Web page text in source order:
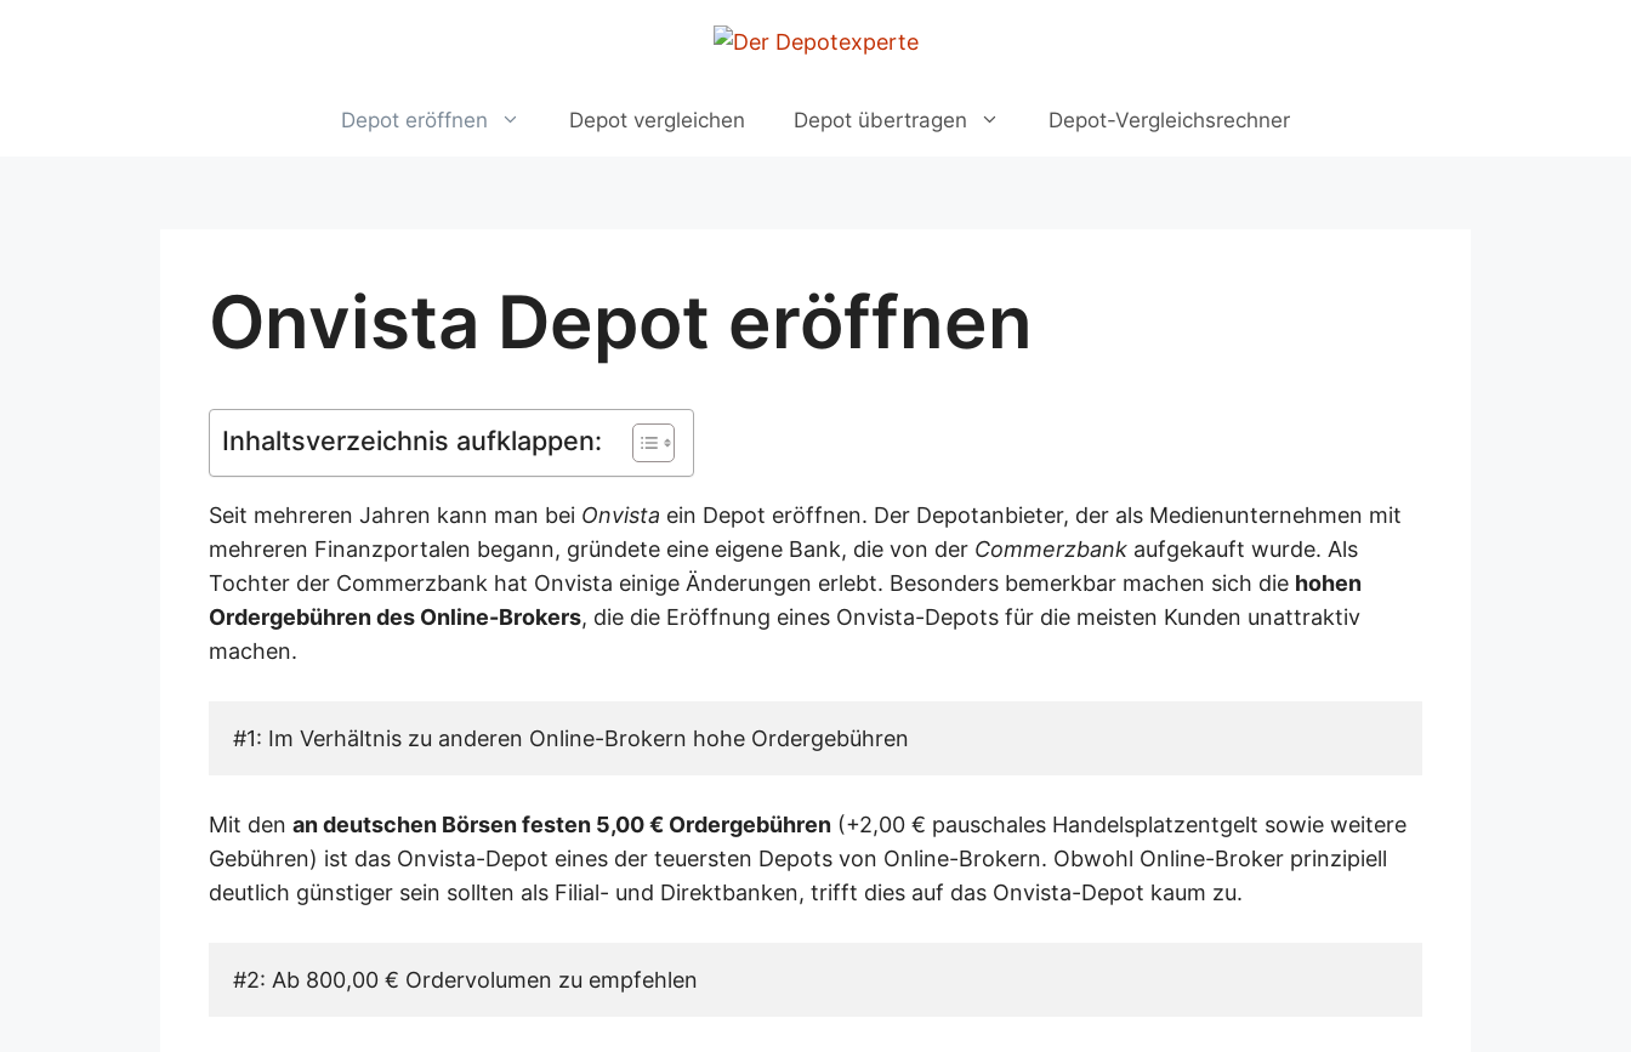
Depot eröffnen Depot vergleichen Depot übertragen Depot-Vergleichsrechner
Onvista Depot eröffnen
Inhaltsverzeichnis aufklappen:
Seit mehreren Jahren kann man bei Onvista ein Depot eröffnen. Der Depotanbieter, der als Medienunternehmen mit
mehreren Finanzportalen begann, gründete eine eigene Bank, die von der Commerzbank aufgekauft wurde. Als
Tochter der Commerzbank hat Onvista einige Änderungen erlebt. Besonders bemerkbar machen sich die hohen
Ordergebühren des Online-Brokers, die die Eröffnung eines Onvista-Depots für die meisten Kunden unattraktiv
machen.
#1: Im Verhältnis zu anderen Online-Brokern hohe Ordergebühren
Mit den an deutschen Börsen festen 5,00 € Ordergebühren (+2,00 € pauschales Handelsplatzentgelt sowie weitere
Gebühren) ist das Onvista-Depot eines der teuersten Depots von Online-Brokern. Obwohl Online-Broker prinzipiell
deutlich günstiger sein sollten als Filial- und Direktbanken, trifft dies auf das Onvista-Depot kaum zu.
#2: Ab 800,00 € Ordervolumen zu empfehlen